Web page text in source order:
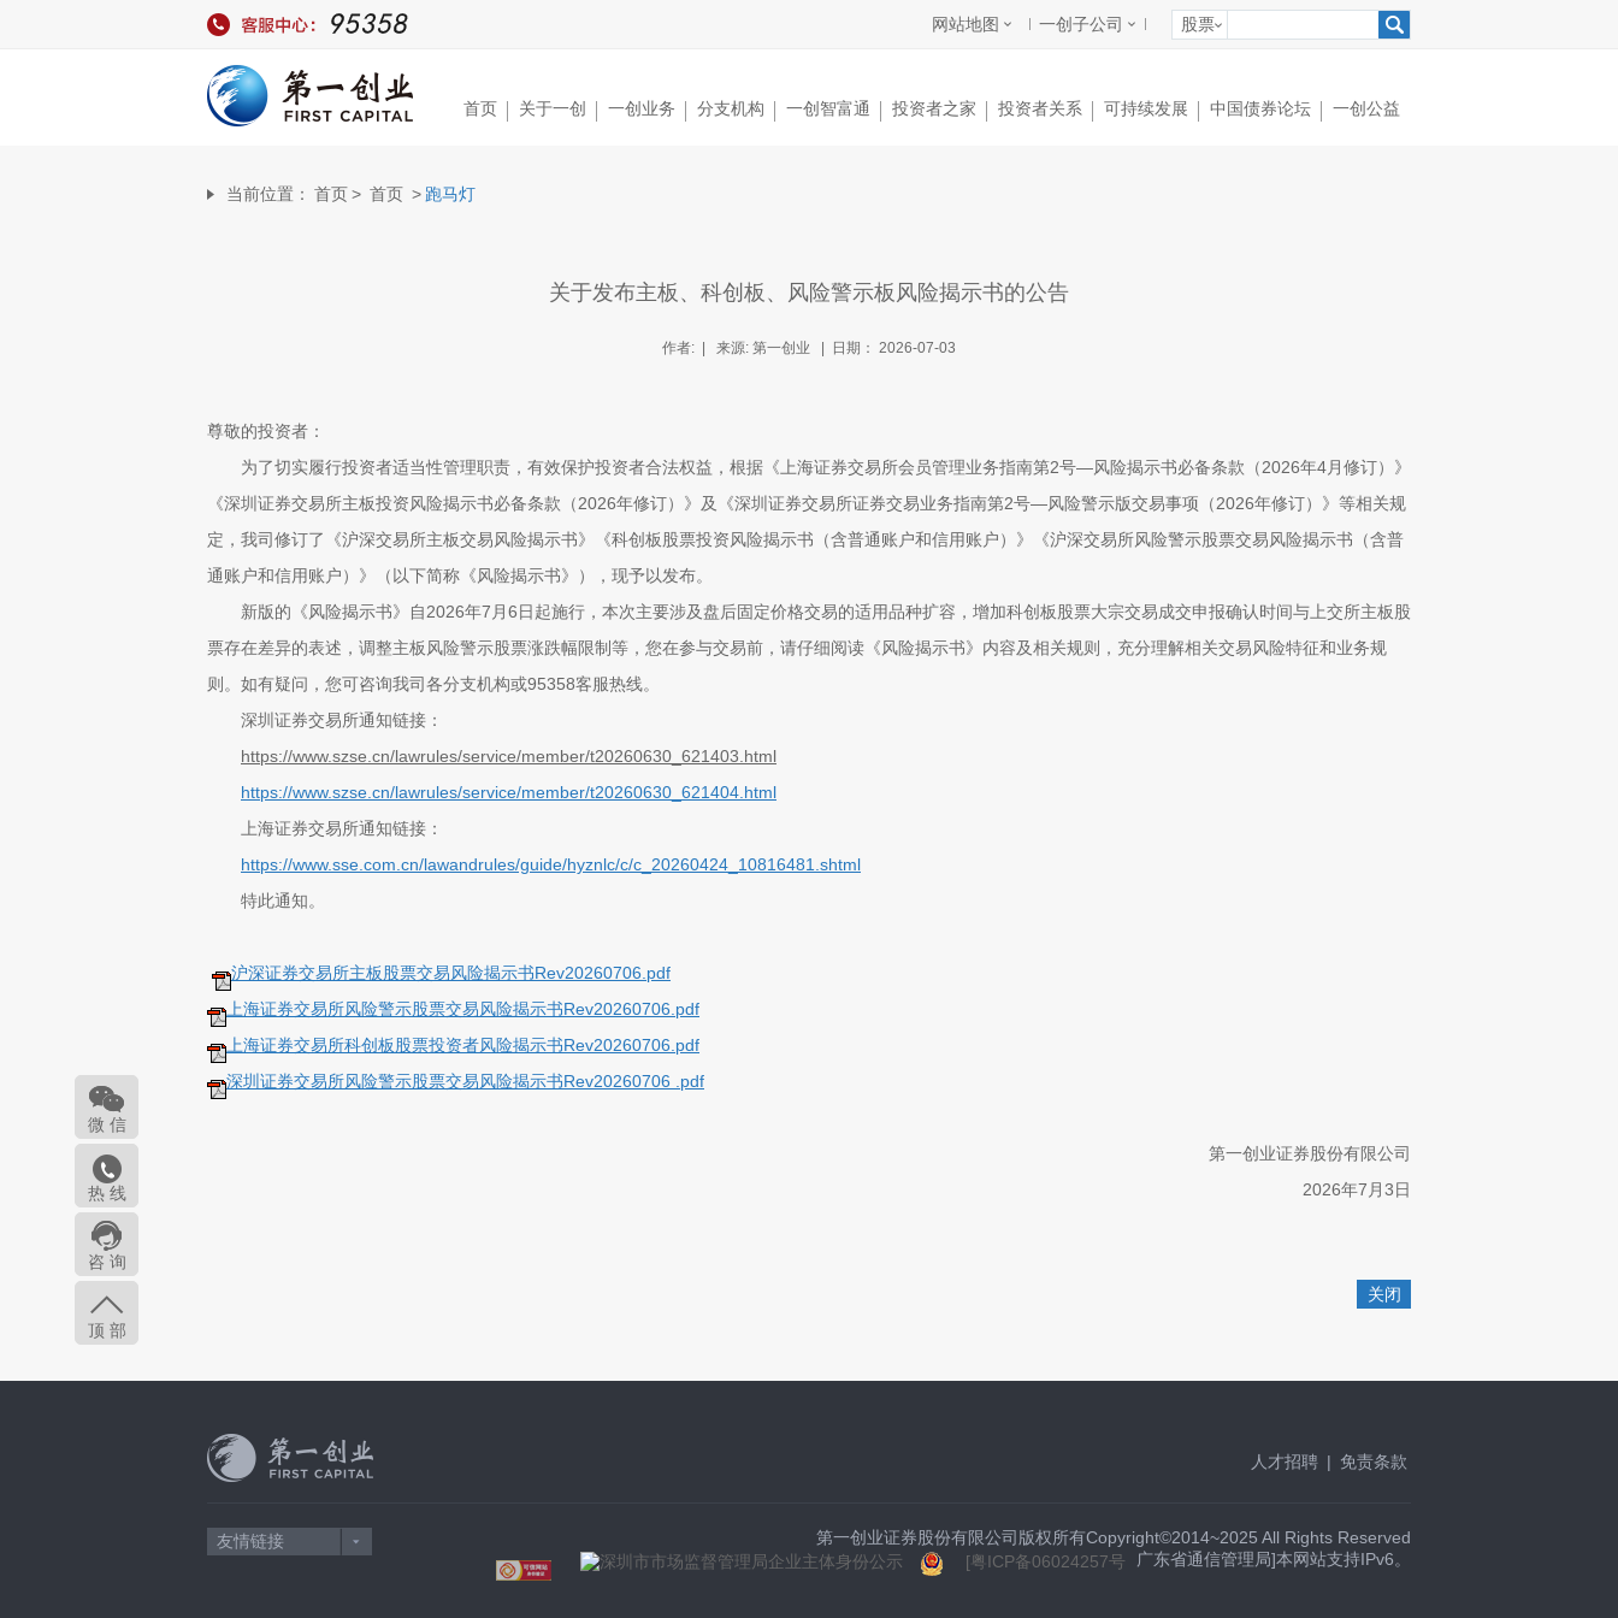
微 信
热 线
咨 询
顶 部
网站地图 一创子公司 股票
首页 关于一创 一创业务 分支机构 一创智富通 投资者之家 投资者关系 可持续发展 中国债券论坛 一创公益
当前位置： 首页> 首页 > 跑马灯
关于发布主板、科创板、风险警示板风险揭示书的公告
作者: | 来源: 第一创业 | 日期： 2026-07-03
尊敬的投资者：
为了切实履行投资者适当性管理职责，有效保护投资者合法权益，根据《上海证券交易所会员管理业务指南第2号—风险揭示书必备条款（2026年4月修订）》
《深圳证券交易所主板投资风险揭示书必备条款（2026年修订）》及《深圳证券交易所证券交易业务指南第2号—风险警示版交易事项（2026年修订）》等相关规
定，我司修订了《沪深交易所主板交易风险揭示书》《科创板股票投资风险揭示书（含普通账户和信用账户）》《沪深交易所风险警示股票交易风险揭示书（含普
通账户和信用账户）》（以下简称《风险揭示书》），现予以发布。
新版的《风险揭示书》自2026年7 月6日起施行，本次主要涉及盘后固定价格交易的适用品种扩容 ，增加科创板股票大宗交易成交申报确认时间与上交所主板股
票存在差异的表述， 调整主板风险警示股票涨跌幅限制等 ，您在参与交易前，请仔细阅读《风险揭示书》内容及相关规则，充分理解相关交易风险特征和业务规
则。如有疑问，您可咨询我司各分支机构或95358客服热线。
深圳证券交易所通知链接：
https://www.szse.cn/lawrules/service/member/t20260630_621403.html
https://www.szse.cn/lawrules/service/member/t20260630_621404.html
上海证券交易所通知链接：
https://www.sse.com.cn/lawandrules/guide/hyznlc/c/c_20260424_10816481.shtml
特此通知。
沪深证券交易所主板股票交易风险揭示书Rev20260706.pdf
上海证券交易所风险警示股票交易风险揭示书Rev20260706.pdf
上海证券交易所科创板股票投资者风险揭示书Rev20260706.pdf
深圳证券交易所风险警示股票交易风险揭示书Rev20260706 .pdf
第一创业证券股份有限公司
2026年7 月3日
关闭
人才招聘 | 免责条款
友情链接
第一创业证券股份有限公司版权所有Copyright©2014~2025 All Rights Reserved
[粤ICP备06024257号
广东省通信管理局]本网站支持IPv6。